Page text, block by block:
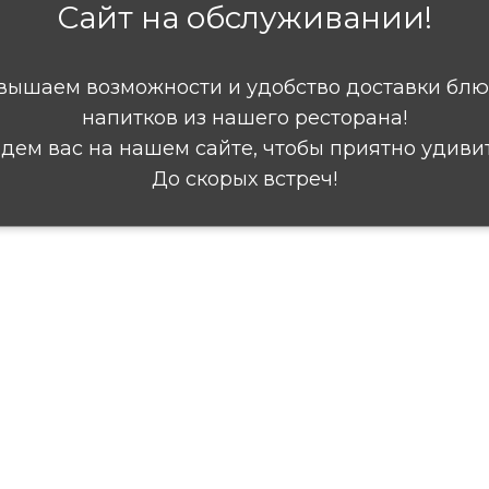
Сайт на обслуживании!
возможности и удобство доставки
напитков из нашего ресторана!
вас на нашем сайте, чтобы приятно
До скорых встреч!